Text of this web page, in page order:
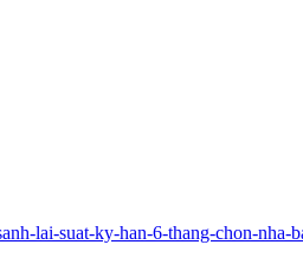
lai-suat-ky-han-6-thang-chon-nha-